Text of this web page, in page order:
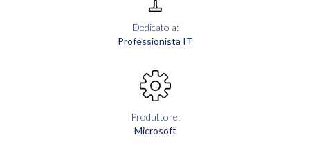
Dedicato a:
Professionista IT
Produttore:
Microsoft